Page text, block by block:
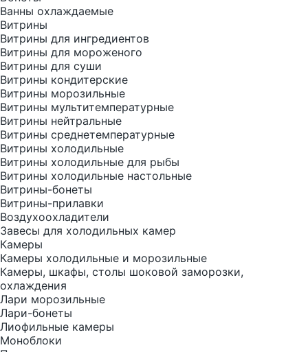
Ванны охлаждаемые
Витрины
Витрины для ингредиентов
Витрины для мороженого
Витрины для суши
Витрины кондитерские
Витрины морозильные
Витрины мультитемпературные
Витрины нейтральные
Витрины среднетемпературные
Витрины холодильные
Витрины холодильные для рыбы
Витрины холодильные настольные
Витрины-бонеты
Витрины-прилавки
Воздухоохладители
Завесы для холодильных камер
Камеры
Камеры холодильные и морозильные
Камеры, шкафы, столы шоковой заморозки,
охлаждения
Лари морозильные
Лари-бонеты
Лиофильные камеры
Моноблоки